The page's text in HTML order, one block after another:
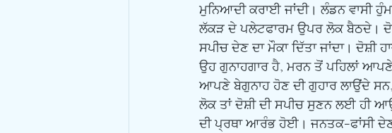
ਮੁਨਿਆਦੀ ਕਰਾਈ ਜਾਂਦੀ। ਲੰਡਨ ਵਾਸੀ
ਲੱਕੜ ਦੇ ਪਲੇਟਫਾਰਮ ਉਪਰ ਲੋਕ ਬੈਠਦੇ।
ਸਪੀਚ ਦੇਣ ਦਾ ਮੌਕਾ ਦਿੱਤਾ ਜਾਂਦਾ।
ਉਹ ਗੁਨਾਹਗਾਰ ਹੈ, ਮਰਨ ਤੋਂ ਪਹਿਲਾਂ
ਆਪਣੇ ਬੇਗੁਨਾਹ ਹੋਣ ਦੀ ਗੁਹਾਰ ਲਾਉਂਦੇ
ਲੋਕ ਤਾਂ ਦੋਸ਼ੀ ਦੀ ਸਪੀਚ ਸੁਣਨ ਲਈ ਹੀ
ਦੀ ਪ੍ਰਥਾ ਆਰੰਭ ਹੋਈ। ਜਨਤਕ-ਫਾਂਸੀ